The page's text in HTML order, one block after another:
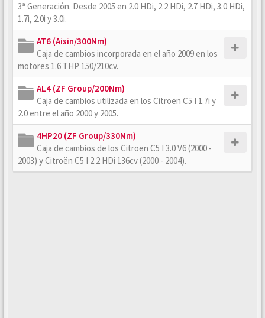
3ª Generación. Desde 2005 en 2.0 HDi, 2.2 HDi, 2.7 HDi, 3.0 HDi,
1.7i, 2.0i y 3.0i.
AT6 (Aisin/300Nm)
Caja de cambios incorporada en el año 2009 en los
motores 1.6 THP 150/210cv.
AL4 (ZF Group/200Nm)
Caja de cambios utilizada en los Citroën C5 I 1.7i y
2.0 entre el año 2000 y 2005.
4HP20 (ZF Group/330Nm)
Caja de cambios de los Citroën C5 I 3.0 V6 (2000 -
2003) y Citroën C5 I 2.2 HDi 136cv (2000 - 2004).